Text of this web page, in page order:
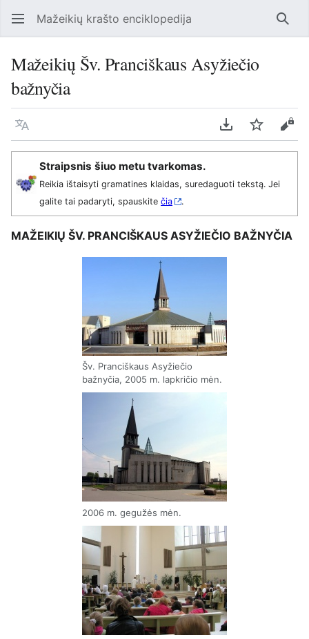
Mažeikių krašto enciklopedija
Mažeikių Šv. Pranciškaus Asyžiečio
bažnyčia
Kalba Parsisiųsti kaip
Stebėti
Straipsnis šiuo metu tvarkomas.
Reikia ištaisyti gramatines klaidas, suredaguoti tekstą. Jei
galite tai padaryti, spauskitečia .
MAŽEIKIŲ ŠV. PRANCIŠKAUS ASYŽIEČIO BAŽNYČIA
Šv. Pranciškaus Asyžiečio
bažnyčia, 2005 m. lapkričio mėn.
2006 m. gegužės mėn.